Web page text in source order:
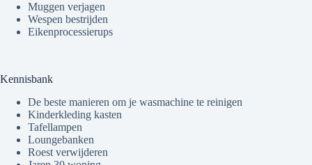
Muggen verjagen
Wespen bestrijden
Eikenprocessierups
Kennisbank
De beste manieren om je wasmachine te reinigen
Kinderkleding kasten
Tafellampen
Loungebanken
Roest verwijderen